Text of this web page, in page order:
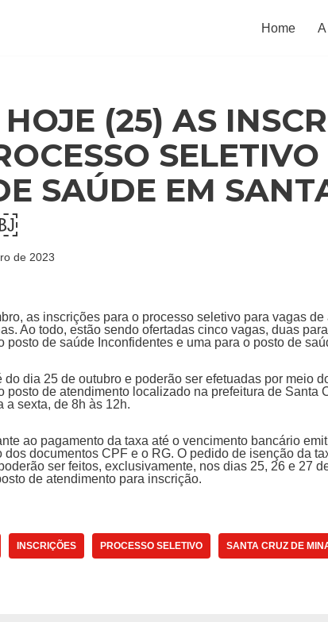
Home
(25) AS
SELETIVO
SAÚDE EM
de 2023
as inscrições para o processo seletivo para vagas
Ao todo, estão sendo ofertadas cinco vagas, duas
posto de saúde Inconfidentes e uma para o posto de
dia 25 de outubro e poderão ser efetuadas por meio
posto de atendimento localizado na prefeitura de Santa
a sexta, de 8h às 12h.
ao pagamento da taxa até o vencimento bancário
documentos CPF e o RG. O pedido de isenção da
ser feitos, exclusivamente, nos dias 25, 26 e 27
de atendimento para inscrição.
INSCRIÇÕES PROCESSO SELETIVO SANTA CRUZ DE